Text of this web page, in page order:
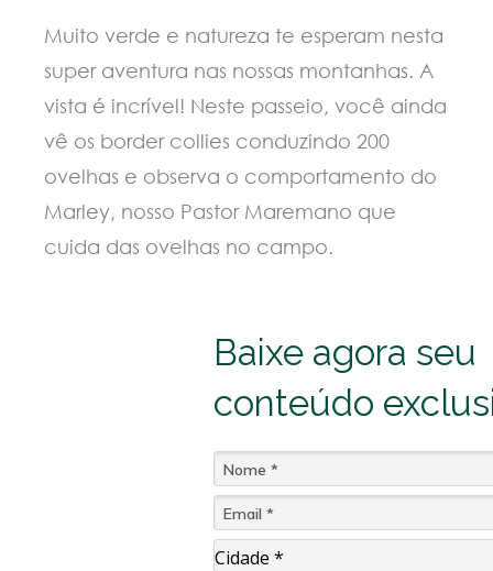
Muito verde e natureza te esperam nesta
super aventura nas nossas montanhas. A
vista é incrível! Neste passeio, você ainda
vê os border collies conduzindo 200
ovelhas e observa o comportamento do
Marley, nosso Pastor Maremano que
cuida das ovelhas no campo.
Baixe agora seu
conteúdo
Cidade *
Cidade*